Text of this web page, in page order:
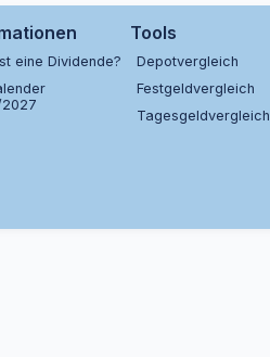
eine Dividende?
Tools
Depotvergleich
Festgeldvergleich
Tagesgeldvergleich